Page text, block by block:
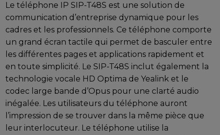
Le téléphone IP SIP-T48S est une solution de
communication d’entreprise dynamique pour les
cadres et les professionnels. Ce téléphone comporte
un grand écran tactile qui permet de basculer entre
les différentes pages et applications rapidement et
en toute simplicité. Le SIP-T48S inclut également la
technologie vocale HD Optima de Yealink et le
codec large bande d’Opus pour une clarté audio
inégalée. Les utilisateurs du téléphone auront
l’impression de se trouver dans la même pièce que
leur interlocuteur. Le téléphone utilise la